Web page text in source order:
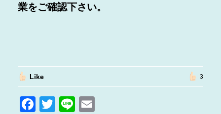
業をご確認下さい。
Like 3
F T Li E